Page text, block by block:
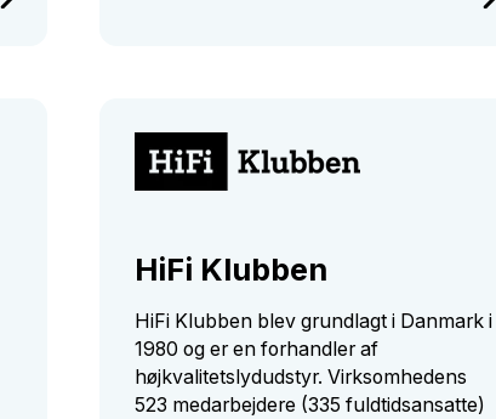
HiFi Klubben
HiFi Klubben blev grundlagt i Danmark i
1980 og er en forhandler af
højkvalitetslydudstyr. Virksomhedens
523 medarbejdere (335 fuldtidsansatte)